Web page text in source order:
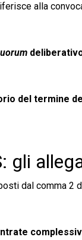
alla
del termine
gli
dal comma 2